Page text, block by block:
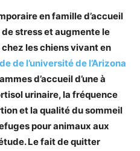
en famille d’accueil
stress et augmente le
les chiens vivant en
de l’université de l’Arizona
d’accueil d’une à
urinaire, la fréquence
et la qualité du sommeil
pour animaux aux
Le fait de quitter